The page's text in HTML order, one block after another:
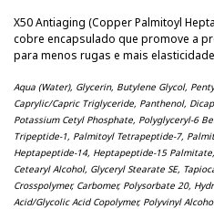
X50 Antiaging (Copper Palmitoyl
cobre encapsulado que promove a
para menos rugas e mais
Aqua (Water), Glycerin, Butylene Glycol,
Caprylic/Capric Triglyceride, Panthenol,
Potassium Cetyl Phosphate, Polyglyceryl-6
Tripeptide-1, Palmitoyl Tetrapeptide-7,
Heptapeptide-14, Heptapeptide-15
Cetearyl Alcohol, Glyceryl Stearate SE,
Crosspolymer, Carbomer, Polysorbate 20,
Acid/Glycolic Acid Copolymer, Polyvinyl